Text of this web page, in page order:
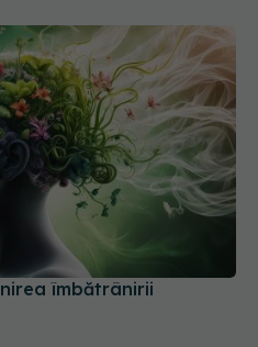
îmbătrânirii